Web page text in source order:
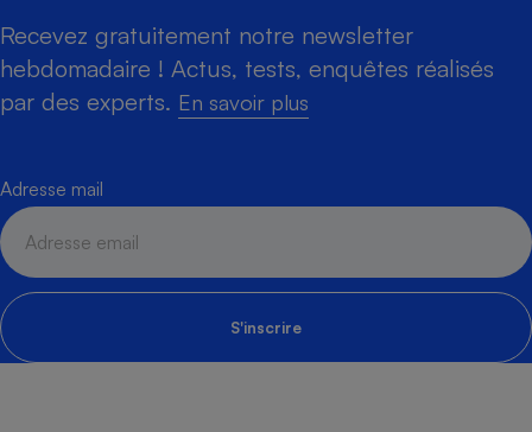
Recevez gratuitement notre newsletter
hebdomadaire ! Actus, tests, enquêtes réalisés
par des experts. En savoir plus
Adresse mail
S'inscrire